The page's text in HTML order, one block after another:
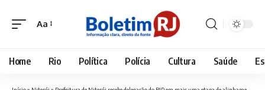
Font
Aa
Home Rio Política Polícia Cultura Saúde